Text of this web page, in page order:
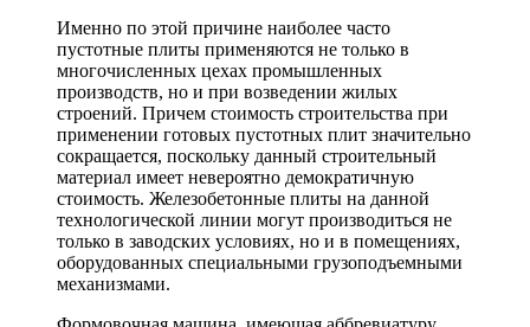
Именно по этой причине наиболее часто
пустотные плиты применяются не только в
многочисленных цехах промышленных
производств, но и при возведении жилых
строений. Причем стоимость строительства при
применении готовых пустотных плит значительно
сокращается, поскольку данный строительный
материал имеет невероятно демократичную
стоимость. Железобетонные плиты на данной
технологической линии могут производиться не
только в заводских условиях, но и в помещениях,
оборудованных специальными грузоподъемными
механизмами.